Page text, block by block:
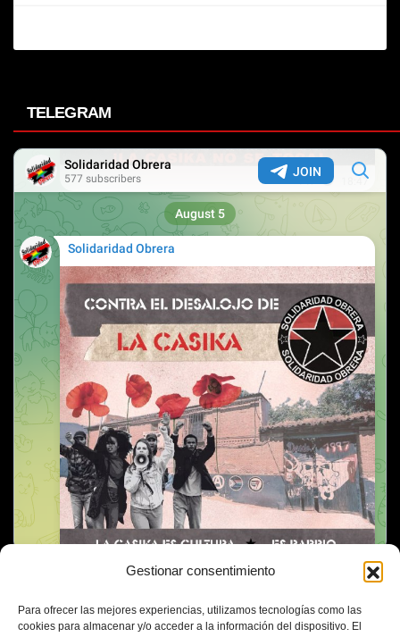
Gestionar consentimiento
Para ofrecer las mejores experiencias, utilizamos tecnologías como las
cookies para almacenar y/o acceder a la información del dispositivo. El
TELEGRAM